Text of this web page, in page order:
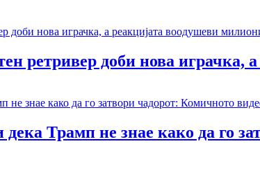
ретривер доби нова играчка,
Трамп не знае како да го